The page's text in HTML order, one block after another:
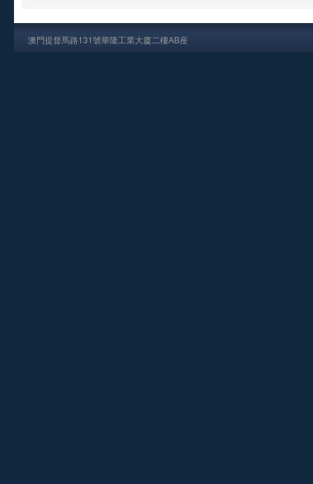
澳門提督馬路131號華隆工業大廈二樓AB座